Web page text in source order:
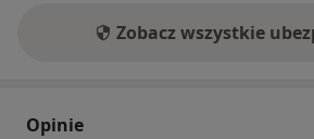
Zobacz wszystkie
Opinie